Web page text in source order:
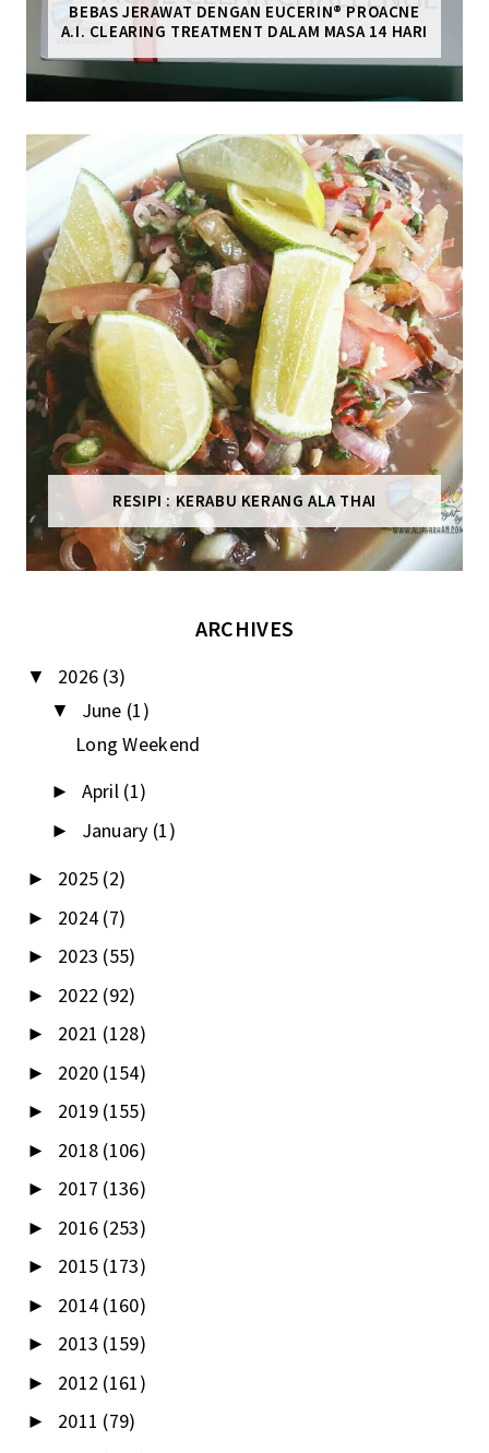
BEBAS JERAWAT DENGAN EUCERIN® PROACNE
A.I. CLEARING TREATMENT DALAM MASA 14 HARI
RESIPI : KERABU KERANG ALA THAI
ARCHIVES
▼ 2026 (3)
▼ June (1)
Long Weekend
► April (1)
► January (1)
► 2025 (2)
► 2024 (7)
► 2023 (55)
► 2022 (92)
► 2021 (128)
► 2020 (154)
► 2019 (155)
► 2018 (106)
► 2017 (136)
► 2016 (253)
► 2015 (173)
► 2014 (160)
► 2013 (159)
► 2012 (161)
► 2011 (79)